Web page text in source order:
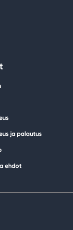
ja palautus
ehdot